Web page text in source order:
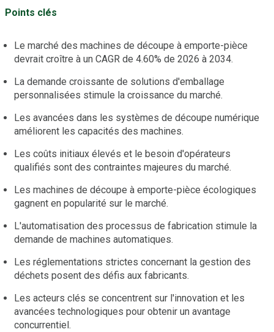
Points clés
Le marché des machines de découpe à emporte-pièce
devrait croître à un CAGR de 4.60% de 2026 à 2034.
La demande croissante de solutions d'emballage
personnalisées stimule la croissance du marché.
Les avancées dans les systèmes de découpe numérique
améliorent les capacités des machines.
Les coûts initiaux élevés et le besoin d'opérateurs
qualifiés sont des contraintes majeures du marché.
Les machines de découpe à emporte-pièce écologiques
gagnent en popularité sur le marché.
L'automatisation des processus de fabrication stimule la
demande de machines automatiques.
Les réglementations strictes concernant la gestion des
déchets posent des défis aux fabricants.
Les acteurs clés se concentrent sur l'innovation et les
avancées technologiques pour obtenir un avantage
concurrentiel.